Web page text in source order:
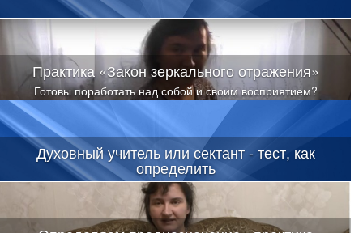
Практика «Закон зеркального отражения»
Готовы поработать над собой и своим восприятием?
Духовный учитель или сектант - тест, как
определить